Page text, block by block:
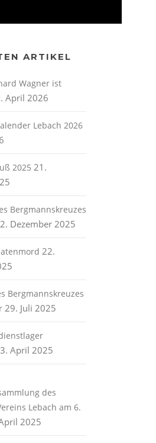
ARTIKEL
Wagner ist
April 2026
Lebach 2026
2025 21.
Bergmannskreuzes
Dezember 2025
22.
Bergmannskreuzes
29. Juli 2025
April 2025
des
Lebach am 6.
2025